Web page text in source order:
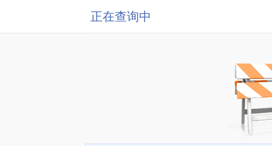
正在查询中